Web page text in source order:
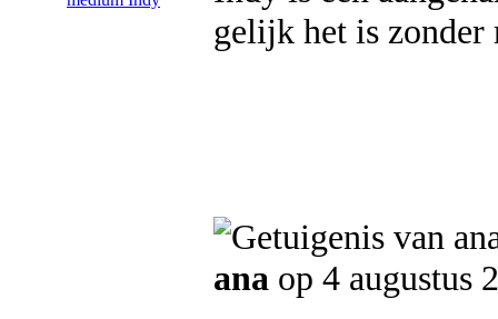
gelijk het is zonder
ana op 4 augustus